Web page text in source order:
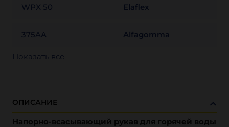
WPX 50 Elaflex
375AA Alfagomma
Показать всё
ОПИСАНИЕ
Напорно-всасывающий рукав для горячей воды